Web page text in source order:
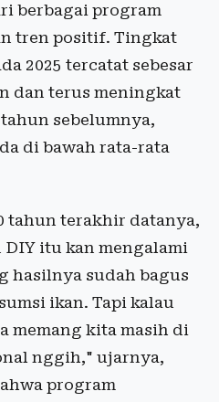
berbagai program
tren positif. Tingkat
2025 tercatat sebesar
dan terus meningkat
sebelumnya,
di bawah rata-rata
tahun terakhir datanya,
itu kan mengalami
hasilnya sudah bagus
ikan. Tapi kalau
memang kita masih di
nggih," ujarnya,
program